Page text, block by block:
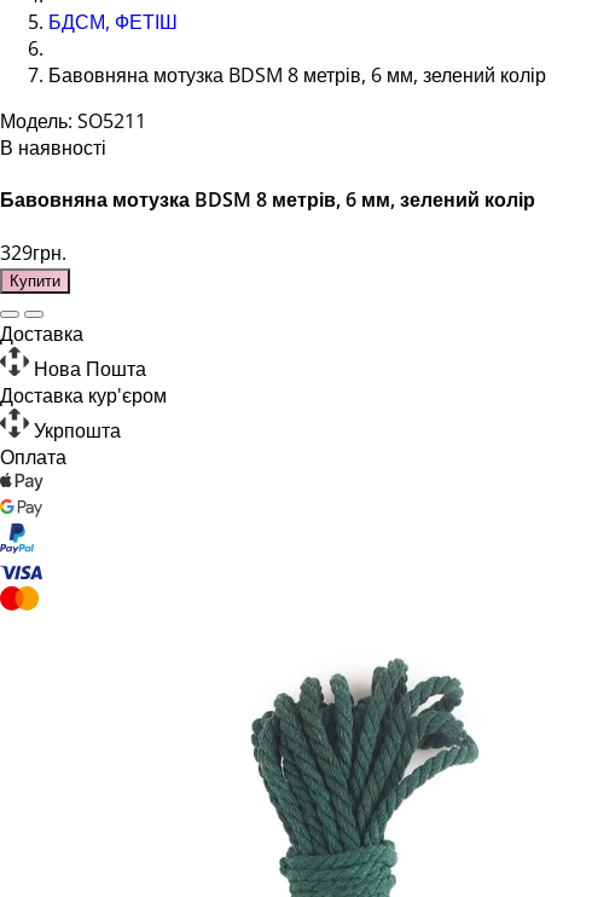
БДСМ, ФЕТІШ
Бавовняна мотузка BDSM 8 метрів, 6 мм, зелений колір
Модель: SO5211
В наявності
Бавовняна мотузка BDSM 8 метрів, 6 мм, зелений колір
329грн.
Купити
Доставка
Нова Пошта
Доставка кур'єром
Укрпошта
Оплата